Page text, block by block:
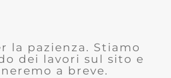
la pazienza. Stiamo
dei lavori sul sito e
a breve.